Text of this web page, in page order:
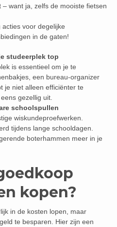
want ja, zelfs de mooiste fietsen
voor degelijke
in de gaten!
studeerplek top
is essentieel om je te
een bureau-organizer
je niet alleen efficiënter te
gezellig uit.
schoolspullen
wiskundeproefwerken.
tijdens lange schooldagen.
boterhammen meer in je
kopen?
in de kosten lopen, maar
te besparen. Hier zijn een